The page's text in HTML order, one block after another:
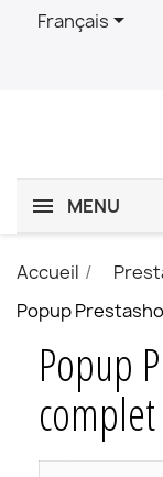
Français
MENU
Accueil
Popup
Popup
complet